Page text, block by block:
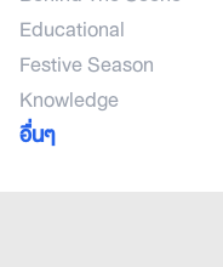
Educational
Festive Season
Knowledge
อื่นๆ